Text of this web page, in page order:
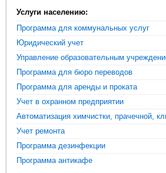
Услуги населению:
Программа для коммунальных услуг
Юридический учет
Управление образовательным
Программа для бюро переводов
Программа для аренды и проката
Учет в охранном предприятии
Автоматизация химчистки, прачечной,
Учет ремонта
Программа дезинфекции
Программа антикафе